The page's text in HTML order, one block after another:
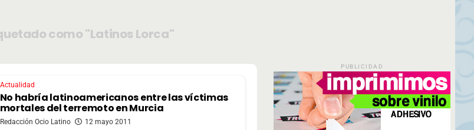
como "Latinos Lorca"
Actualidad
No habría latinoamericanos entre las víctimas
mortales del terremoto en Murcia
Redacción Ocio Latino 12 mayo 2011
PUBLICIDAD